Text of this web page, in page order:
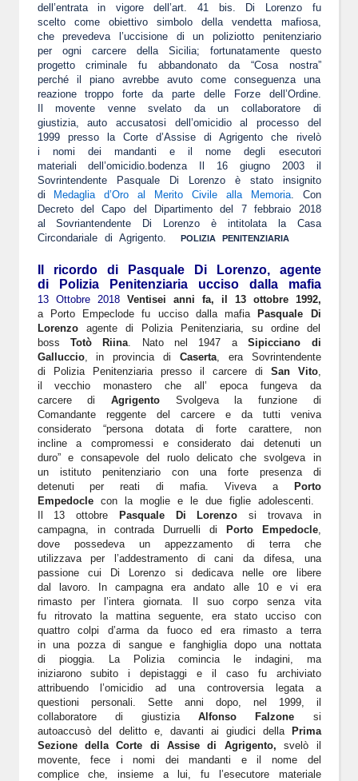
dell’entrata in vigore dell’art. 41 bis. Di Lorenzo fu
scelto come obiettivo simbolo della vendetta mafiosa,
che prevedeva l’uccisione di un poliziotto penitenziario
per ogni carcere della Sicilia; fortunatamente questo
progetto criminale fu abbandonato da “Cosa nostra”
perché il piano avrebbe avuto come conseguenza una
reazione troppo forte da parte delle Forze dell’Ordine.
Il movente venne svelato da un collaboratore di
giustizia, auto accusatosi dell’omicidio al processo del
1999 presso la Corte d’Assise di Agrigento che rivelò
i nomi dei mandanti e il nome degli esecutori
materiali dell’omicidio.bodenza
Il 16 giugno 2003 il
Sovrintendente Pasquale Di Lorenzo è stato insignito
di
Medaglia d’Oro al Merito Civile alla Memoria. Con
Decreto del Capo del Dipartimento del 7 febbraio 2018
al Sovriantendente Di Lorenzo è intitolata la Casa
Circondariale di Agrigento.
POLIZIA PENITENZIARIA
Il ricordo di Pasquale Di Lorenzo, agente
di Polizia Penitenziaria ucciso dalla mafia
13 Ottobre 2018 Ventisei anni fa,
il 13 ottobre 1992,
a Porto Empeclode fu ucciso dalla mafiaPasquale Di
Lorenzoagente di Polizia Penitenziaria, su ordine del
boss Totò Riina Nato nel 1947 aSipicciano di
Galluccio, in provincia di Caserta, era Sovrintendente
di Polizia Penitenziaria presso il carcere di San Vito,
il vecchio monastero che all’ epoca fungeva da
carcere di Agrigento Svolgeva la funzione di
Comandante reggente del carcere e da tutti veniva
considerato “persona dotata di forte carattere, non
incline a compromessi e considerato dai detenuti un
duro” e consapevole del ruolo delicato che svolgeva in
un istituto penitenziario con una forte presenza di
detenuti per reati di mafia. Viveva a Porto
Empedoclecon la moglie e le due figlie adolescenti.
Il 13 ottobre Pasquale Di Lorenzo si trovava in
campagna, in contrada Durruelli di Porto Empedocle,
dove possedeva un appezzamento di terra che
utilizzava per l’addestramento di cani da difesa, una
passione cui Di Lorenzo si dedicava nelle ore libere
dal lavoro. In campagna era andato alle 10 e vi era
rimasto per l’intera giornata. Il suo corpo senza vita
fu ritrovato la mattina seguente, era stato ucciso con
quattro colpi d’arma da fuoco ed era rimasto a terra
in una pozza di sangue e fanghiglia dopo una nottata
di pioggia. La Polizia comincia le indagini, ma
iniziarono subito i depistaggi e il caso fu archiviato
attribuendo l’omicidio ad una controversia legata a
questioni personali. Sette anni dopo, nel 1999, il
collaboratore di giustiziaAlfonso Falzone si
autoaccusò del delitto e, davanti ai giudici della Prima
Sezione della Corte di Assise di Agrigento, svelò il
movente, fece i nomi dei mandanti e il nome del
complice che, insieme a lui, fu l’esecutore materiale